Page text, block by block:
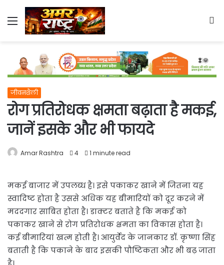
Menu
जीवनशैली
रोग प्रतिरोधक क्षमता बढ़ाता है मकई,
जानें इसके और भी फायदे
Amar Rashtra 4 1 minute read
मकई बाजार में उपलब्ध है। इसे पकाकर खाने में जितना यह
स्वादिष्ट होता है उससे अधिक यह बीमारियों को दूर करने में
मददगार साबित होता है। डाक्टर बताते है कि मकई को
पकाकर खाने से रोग प्रतिरोधक क्षमता का विकास होता है।
कई बीमारियांं खत्म होती है। आयुर्वेद के जानकार डॉ. कृष्णा सिंह
बताती है कि पकाने के बाद इसकी पौष्टिकता और भी बढ़ जाता